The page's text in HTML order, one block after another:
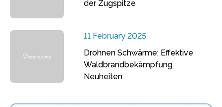
der Zugspitze
11 February 2025
Drohnen Schwärme: Effektive
Waldbrandbekämpfung
Neuheiten